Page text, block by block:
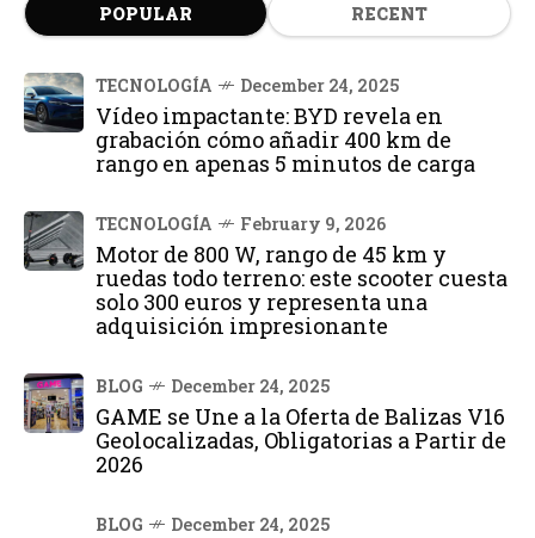
POPULAR RECENT
TECNOLOGÍA December 24, 2025
Vídeo impactante: BYD revela en
grabación cómo añadir 400 km de
rango en apenas 5 minutos de carga
TECNOLOGÍA February 9, 2026
Motor de 800 W, rango de 45 km y
ruedas todo terreno: este scooter cuesta
solo 300 euros y representa una
adquisición impresionante
BLOG December 24, 2025
GAME se Une a la Oferta de Balizas V16
Geolocalizadas, Obligatorias a Partir de
2026
BLOG December 24, 2025